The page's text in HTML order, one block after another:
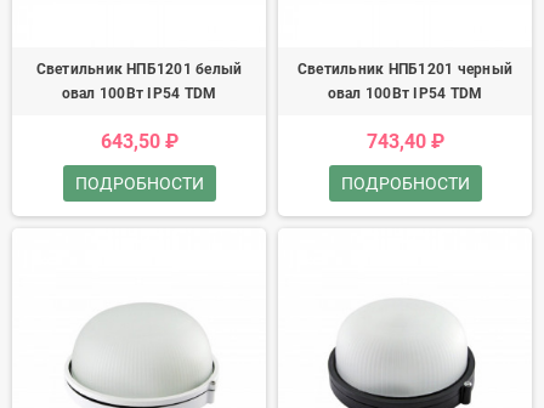
Светильник НПБ1201 белый
овал 100Вт IP54 TDM
643,50 ₽
ПОДРОБНОСТИ
Светильник НПБ1201 черный
овал 100Вт IP54 TDM
743,40 ₽
ПОДРОБНОСТИ